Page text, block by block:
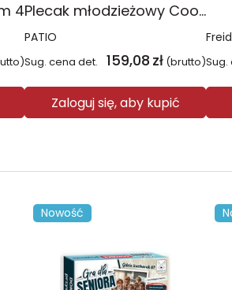
4 Plecak młodzieżowy Coolpack Jerry Daisy Black
PATIO
Sug. cena det. 159,08 zł (brutto)
Zaloguj się, aby kupić
Sug.
Nowość